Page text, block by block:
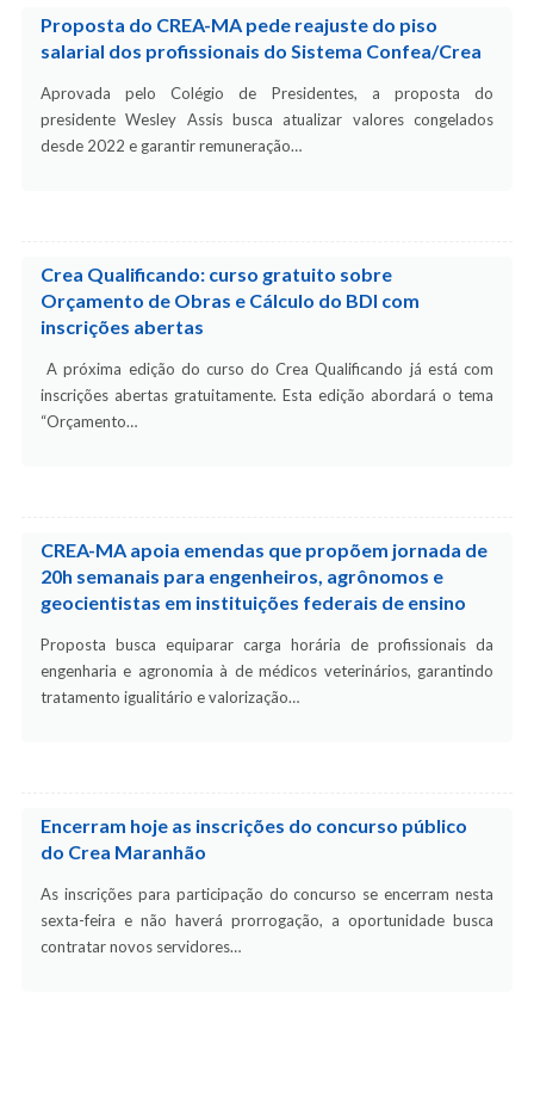
Proposta do CREA-MA pede reajuste do piso
salarial dos profissionais do Sistema Confea/Crea
Aprovada pelo Colégio de Presidentes, a proposta do
presidente Wesley Assis busca atualizar valores congelados
desde 2022 e garantir remuneração…
Crea Qualificando: curso gratuito sobre
Orçamento de Obras e Cálculo do BDI com
inscrições abertas
A próxima edição do curso do Crea Qualificando já está com
inscrições abertas gratuitamente. Esta edição abordará o tema
“Orçamento…
CREA-MA apoia emendas que propõem jornada de
20h semanais para engenheiros, agrônomos e
geocientistas em instituições federais de ensino
Proposta busca equiparar carga horária de profissionais da
engenharia e agronomia à de médicos veterinários, garantindo
tratamento igualitário e valorização…
Encerram hoje as inscrições do concurso público
do Crea Maranhão
As inscrições para participação do concurso se encerram nesta
sexta-feira e não haverá prorrogação, a oportunidade busca
contratar novos servidores…